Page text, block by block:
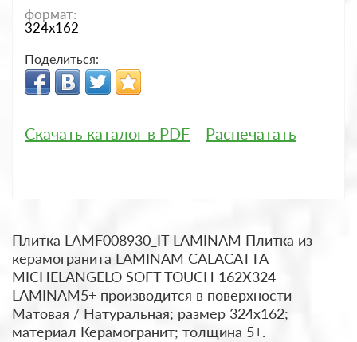
формат:
324x162
Поделиться:
Скачать каталог в PDF Распечатать
Плитка LAMF008930_IT LAMINAM Плитка из
керамогранита LAMINAM CALACATTA
MICHELANGELO SOFT TOUCH 162X324
LAMINAM5+ производится в поверхности
Матовая / Натуральная; размер 324x162;
материал Керамогранит; толщина 5+.